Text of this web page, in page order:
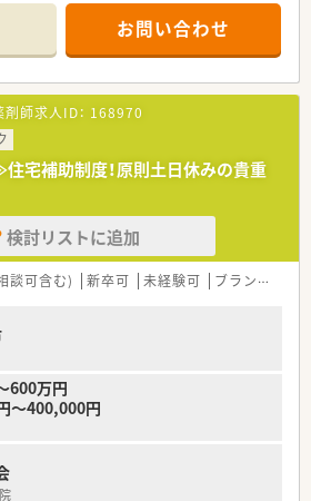
しています。
開放感あふれる病院です。
療養型病院です。
しており1日60枚の処方箋がございます。
導・混注業務・注射セットが主な業務となり
ど残業はありません。家庭とも両立しやす
です！余裕ある人員体制で無理せず現場に慣
お問い合わせ
剤師求人ID： 168970
宅補助制度！原則土日休みの貴重
検討リストに追加
談可含む) 新卒可 未経験可 ブランク可
600万円
～400,000円